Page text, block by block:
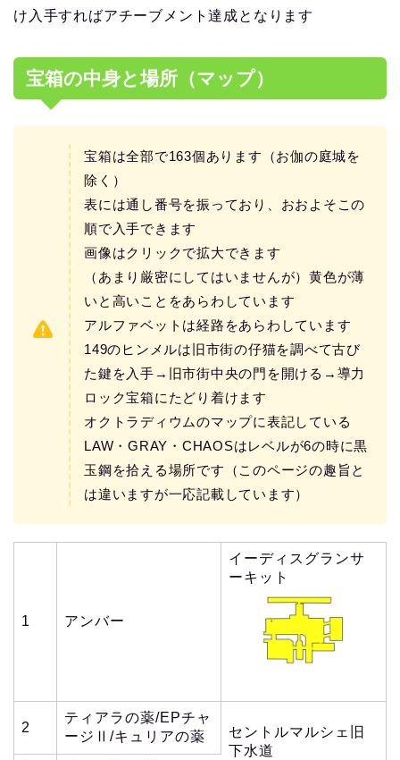
け入手すればアチーブメント達成となります
宝箱の中身と場所（マップ）
宝箱は全部で163個あります（お伽の庭城を
除く）
表には通し番号を振っており、おおよそこの
順で入手できます
画像はクリックで拡大できます
（あまり厳密にしてはいませんが）黄色が薄
いと高いことをあらわしています
アルファベットは経路をあらわしています
149のヒンメルは旧市街の仔猫を調べて古び
た鍵を入手→旧市街中央の門を開ける→導力
ロック宝箱にたどり着けます
オクトラディウムのマップに表記している
LAW・GRAY・CHAOSはレベルが6の時に黒
玉鋼を拾える場所です（このページの趣旨と
は違いますが一応記載しています）
1 アンバー
イーディスグランサ
ーキット
2
ティアラの薬/EPチャ
ージⅡ/キュリアの薬
セントルマルシェ旧
下水道